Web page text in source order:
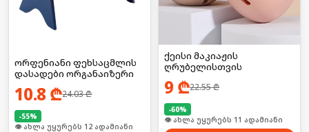
ორფენიანი ფეხსაცმლის
დასადები ორგანაიზერი
10.8 ₾24.03₾
-55%
🛒 ბოლო 24სთ-ში იყიდა 16-მა
ქეისი მაკიაჟის
ღრუბელისთვის
9 ₾22.55₾
-60%
🛒 ბოლო 24სთ-ში იყიდა 14-მა